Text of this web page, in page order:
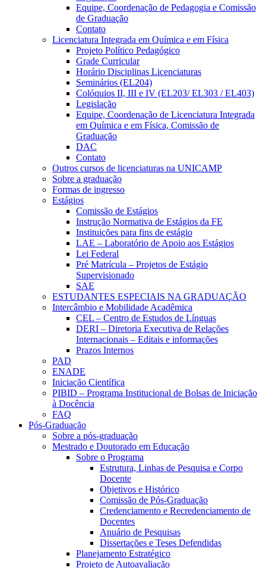
Equipe, Coordenação de Pedagogia e Comissão
de Graduação
Contato
Licenciatura Integrada em Química e em Física
Projeto Político Pedagógico
Grade Curricular
Horário Disciplinas Licenciaturas
Seminários (EL204)
Colóquios II, III e IV (EL203/ EL303 / EL403)
Legislação
Equipe, Coordenação de Licenciatura Integrada
em Química e em Física, Comissão de
Graduação
DAC
Contato
Outros cursos de licenciaturas na UNICAMP
Sobre a graduação
Formas de ingresso
Estágios
Comissão de Estágios
Instrução Normativa de Estágios da FE
Instituições para fins de estágio
LAE – Laboratório de Apoio aos Estágios
Lei Federal
Pré Matrícula – Projetos de Estágio
Supervisionado
SAE
ESTUDANTES ESPECIAIS NA GRADUAÇÃO
Intercâmbio e Mobilidade Acadêmica
CEL – Centro de Estudos de Línguas
DERI – Diretoria Executiva de Relações
Internacionais – Editais e informações
Prazos Internos
PAD
ENADE
Iniciação Científica
PIBID – Programa Institucional de Bolsas de Iniciação
à Docência
FAQ
Pós-Graduação
Sobre a pós-graduação
Mestrado e Doutorado em Educação
Sobre o Programa
Estrutura, Linhas de Pesquisa e Corpo
Docente
Objetivos e Histórico
Comissão de Pós-Graduação
Credenciamento e Recredenciamento de
Docentes
Anuário de Pesquisas
Dissertações e Teses Defendidas
Planejamento Estratégico
Projeto de Autoavaliação